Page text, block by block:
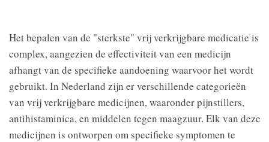
Het bepalen van de "sterkste" vrij verkrijgbare medicatie is
complex, aangezien de effectiviteit van een medicijn
afhangt van de specifieke aandoening waarvoor het wordt
gebruikt. In Nederland zijn er verschillende categorieën
van vrij verkrijgbare medicijnen, waaronder pijnstillers,
antihistaminica, en middelen tegen maagzuur. Elk van deze
medicijnen is ontworpen om specifieke symptomen te